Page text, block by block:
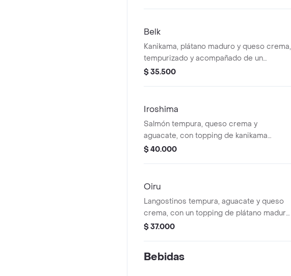
Belk
Kanikama, plátano maduro y queso crema,
tempurizado y acompañado de un
delicioso gratinado. (10 und)
$ 35.500
Iroshima
Salmón tempura, queso crema y
aguacate, con topping de kanikama
tempura, ajonjoli y cebollín, bañado en
$ 40.000
Oiru
Langostinos tempura, aguacate y queso
crema, con un topping de plátano maduro
dulce. (10 und)
$ 37.000
Bebidas